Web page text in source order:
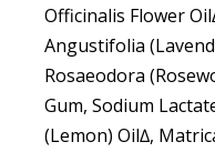
Officinalis Flower
Angustifolia
Rosaeodora
Gum, Sodium
(Lemon) Oil∆,